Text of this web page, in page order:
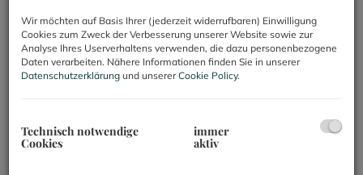
Beschreibung
vermieten!
Das gegenständliche Lager befindet sich im
Wir möchten auf Basis Ihrer (jederzeit widerrufbaren) Einwilligung
Cookies zum Zweck der Verbesserung unserer Website sowie zur
Analyse Ihres Userverhaltens verwenden, die dazu personenbezogene
Daten verarbeiten. Nähere Informationen finden Sie in unserer
Datenschutzerklärung und unsererCookie Policy.
Technisch notwendige
Cookies
immer
aktiv